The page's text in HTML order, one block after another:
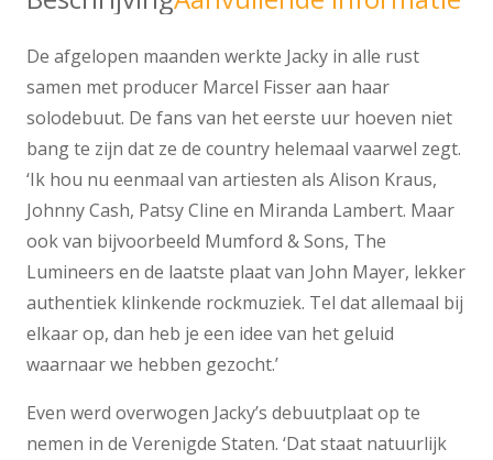
De afgelopen maanden werkte Jacky in alle rust
samen met producer Marcel Fisser aan haar
solodebuut. De fans van het eerste uur hoeven niet
bang te zijn dat ze de country helemaal vaarwel zegt.
‘Ik hou nu eenmaal van artiesten als Alison Kraus,
Johnny Cash, Patsy Cline en Miranda Lambert. Maar
ook van bijvoorbeeld Mumford & Sons, The
Lumineers en de laatste plaat van John Mayer, lekker
authentiek klinkende rockmuziek. Tel dat allemaal bij
elkaar op, dan heb je een idee van het geluid
waarnaar we hebben gezocht.’
Even werd overwogen Jacky’s debuutplaat op te
nemen in de Verenigde Staten. ‘Dat staat natuurlijk